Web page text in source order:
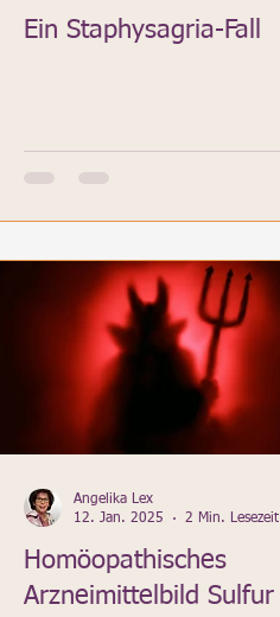
Ein Staphysagria-Fall
Homöopathisches
Arzneimittelbild Sulfur
Angelika Lex
12. Jan. 2025
2 Min. Lesezeit